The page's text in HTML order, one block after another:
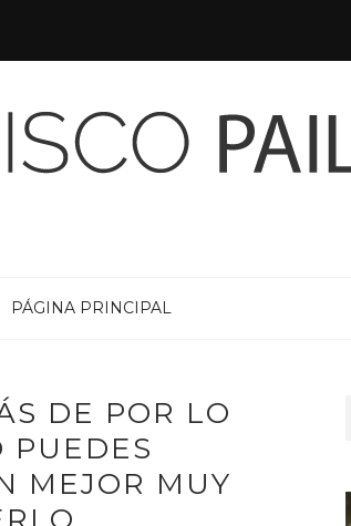
PÁGINA PRINCIPAL
DE POR LO
PUEDES
MEJOR MUY